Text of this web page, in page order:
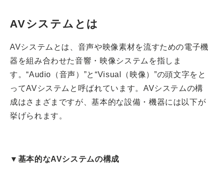
AVシステムとは
AVシステムとは、音声や映像素材を流すための電子機
器を組み合わせた音響・映像システムを指しま
す。“Audio（音声）”と“Visual（映像）”の頭文字をと
ってAVシステムと呼ばれています。AVシステムの構
成はさまざまですが、基本的な設備・機器には以下が
挙げられます。
▼基本的なAVシステムの構成